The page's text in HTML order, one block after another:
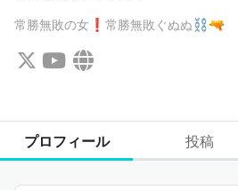
常勝無敗の女❗️常勝無敗ぐぬぬ⛓️🔫
プロフィール 投稿